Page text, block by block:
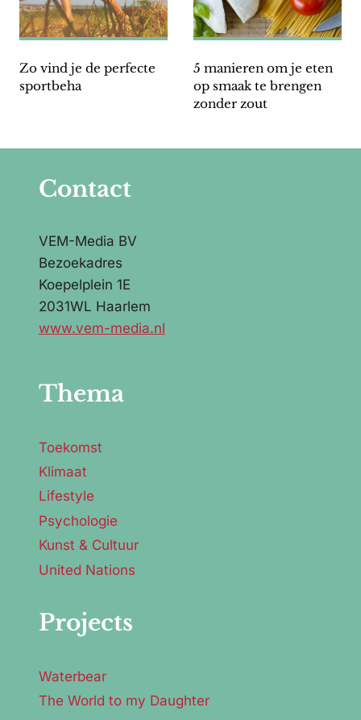
Zo vind je de perfecte
sportbeha
5 manieren om je eten
op smaak te brengen
zonder zout
Contact
VEM-Media BV
Bezoekadres
Koepelplein 1E
2031WL Haarlem
www.vem-media.nl
Thema
Toekomst
Klimaat
Lifestyle
Psychologie
Kunst & Cultuur
United Nations
Projects
Waterbear
The World to my Daughter